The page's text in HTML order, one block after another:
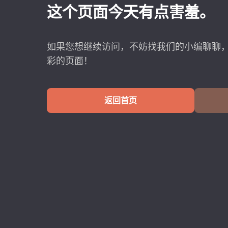
这个页面今天有点害羞。
如果您想继续访问，不妨找我们的小编聊聊
彩的页面！
返回首页